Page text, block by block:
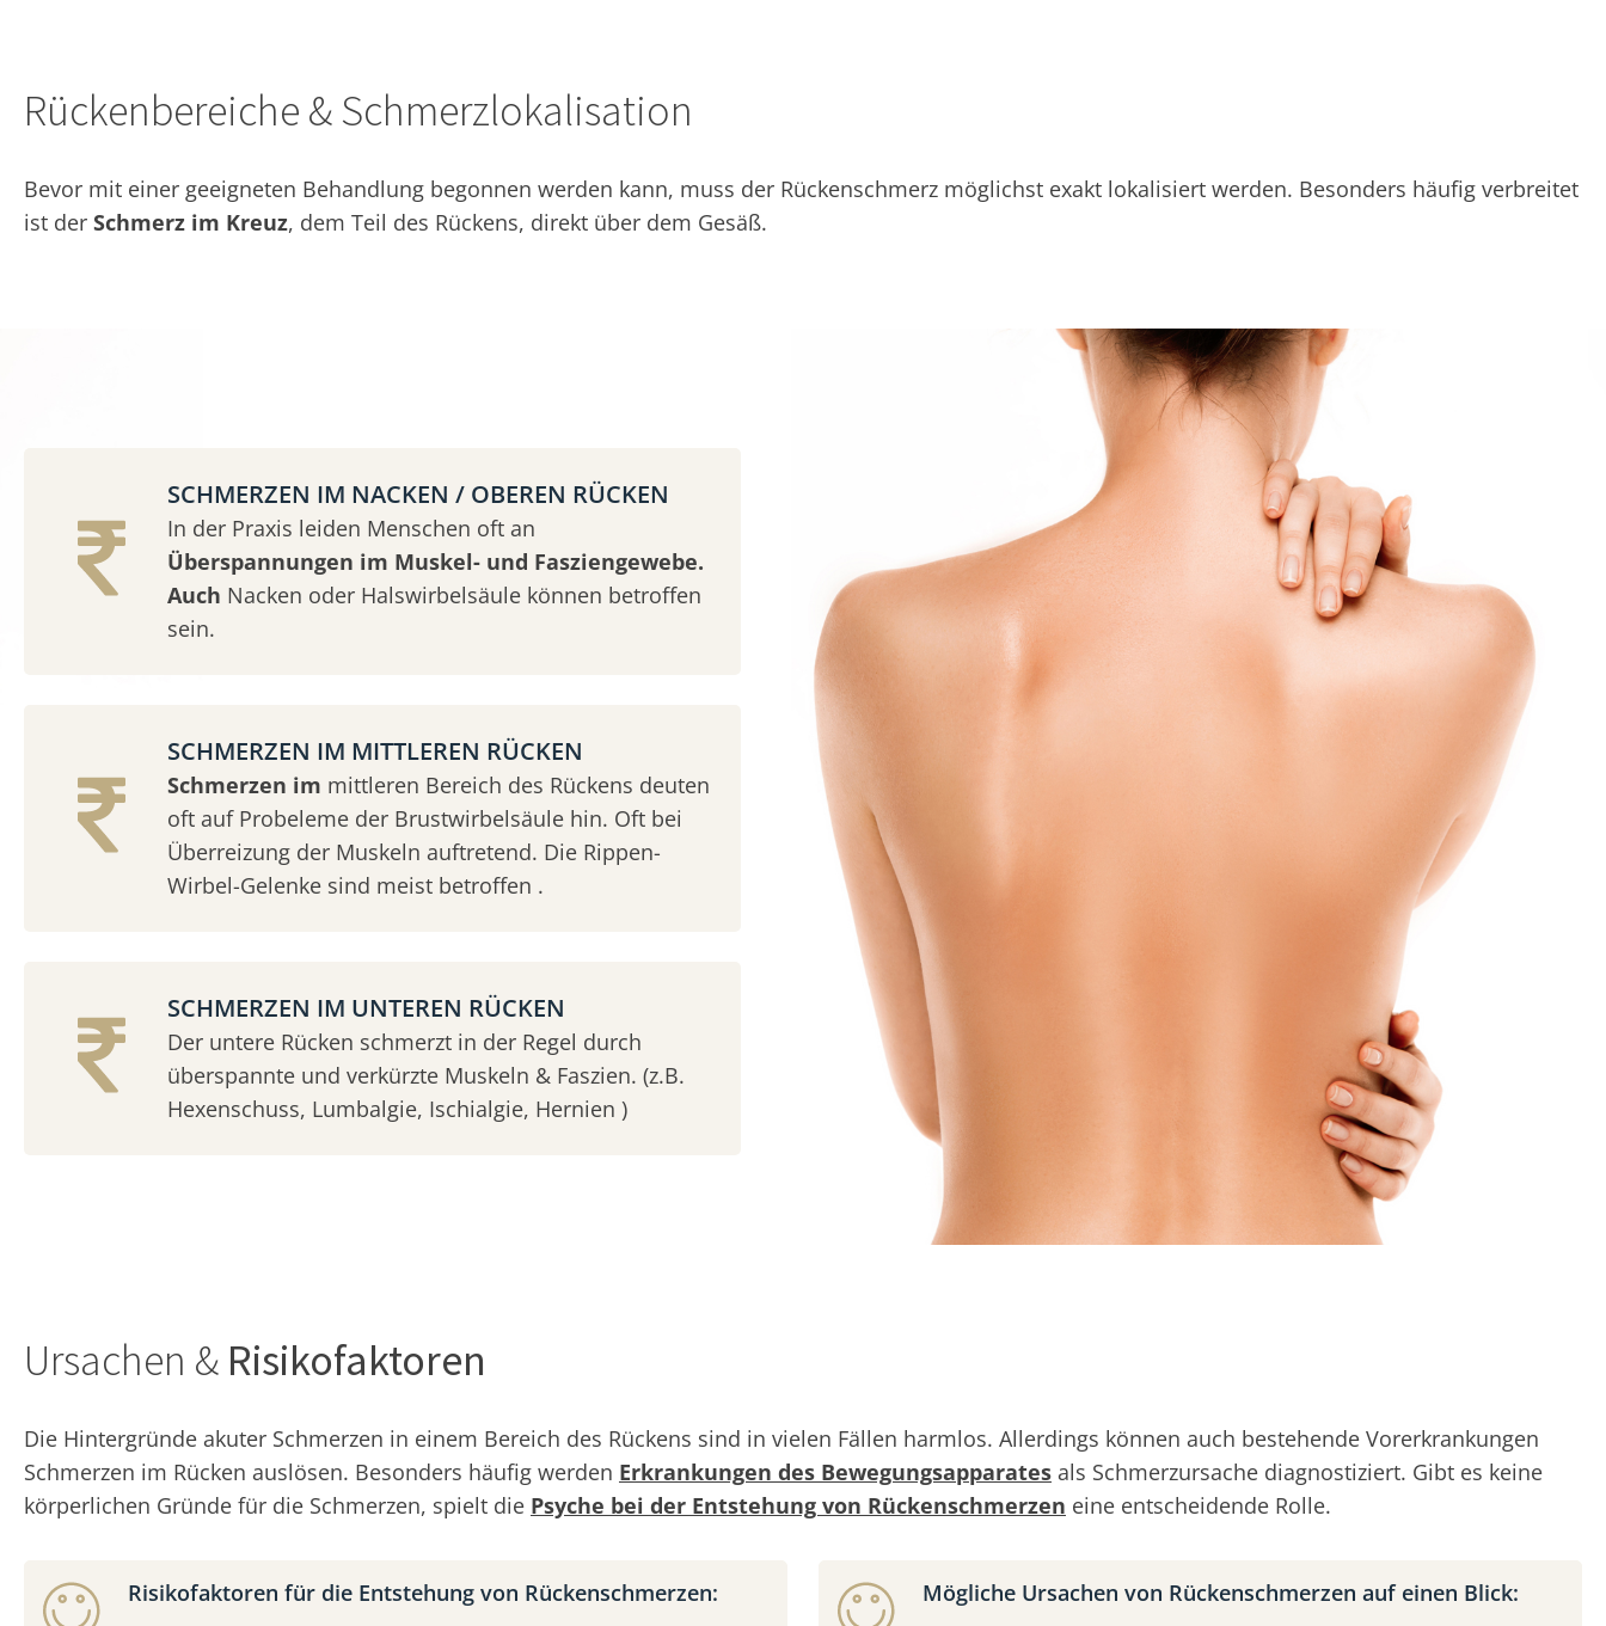
Rückenbereiche & Schmerzlokalisation
Bevor mit einer geeigneten Behandlung begonnen werden kann, muss der Rückenschmerz möglichst exakt lokalisiert werden. Besonders häufig verbreitet
ist der Schmerz im Kreuz, dem Teil des Rückens, direkt über dem Gesäß.
SCHMERZEN IM NACKEN / OBEREN RÜCKEN
In der Praxis leiden Menschen oft an
Überspannungen im Muskel- und Fasziengewebe.
Auch Nacken oder Halswirbelsäule können betroffen
sein.
SCHMERZEN IM MITTLEREN RÜCKEN
Schmerzen im mittleren Bereich des Rückens deuten
oft auf Probeleme der Brustwirbelsäule hin. Oft bei
Überreizung der Muskeln auftretend. Die Rippen-
Wirbel-Gelenke sind meist betroffen .
SCHMERZEN IM UNTEREN RÜCKEN
Der untere Rücken schmerzt in der Regel durch
überspannte und verkürzte Muskeln & Faszien. (z.B.
Hexenschuss, Lumbalgie, Ischialgie, Hernien )
Ursachen & Risikofaktoren
Die Hintergründe akuter Schmerzen in einem Bereich des Rückens sind in vielen Fällen harmlos. Allerdings können auch bestehende Vorerkrankungen
Schmerzen im Rücken auslösen. Besonders häufig werden Erkrankungen des Bewegungsapparates als Schmerzursache diagnostiziert. Gibt es keine
körperlichen Gründe für die Schmerzen, spielt die Psyche bei der Entstehung von Rückenschmerzen eine entscheidende Rolle.
Risikofaktoren für die Entstehung von Rückenschmerzen: Mögliche Ursachen von Rückenschmerzen auf einen Blick: